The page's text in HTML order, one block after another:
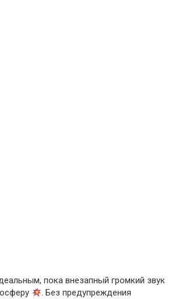
пока внезапный громкий звук
. Без предупреждения